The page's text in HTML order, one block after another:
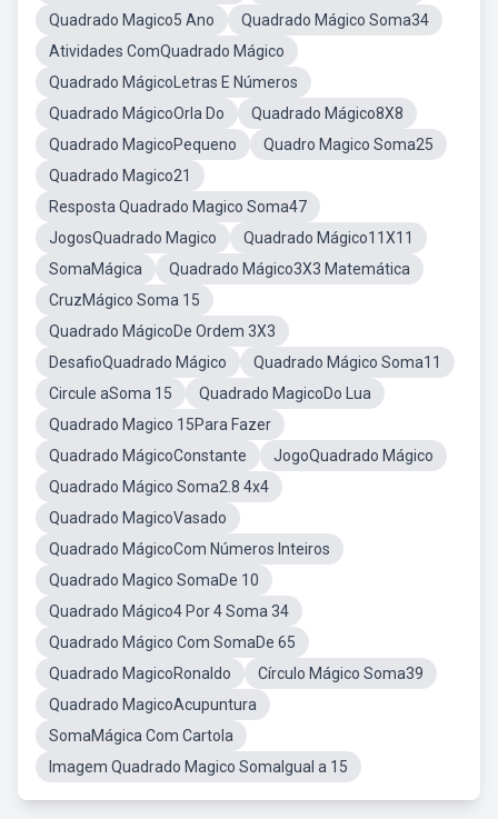
Quadrado Magico5 Ano
Quadrado Mágico Soma34
Atividades ComQuadrado Mágico
Quadrado MágicoLetras E Números
Quadrado MágicoOrla Do
Quadrado Mágico8X8
Quadrado MagicoPequeno
Quadro Magico Soma25
Quadrado Magico21
Resposta Quadrado Magico Soma47
JogosQuadrado Magico
Quadrado Mágico11X11
SomaMágica
Quadrado Mágico3X3 Matemática
CruzMágico Soma 15
Quadrado MágicoDe Ordem 3X3
DesafioQuadrado Mágico
Quadrado Mágico Soma11
Circule aSoma 15
Quadrado MagicoDo Lua
Quadrado Magico 15Para Fazer
Quadrado MágicoConstante
JogoQuadrado Mágico
Quadrado Mágico Soma2.8 4x4
Quadrado MagicoVasado
Quadrado MágicoCom Números Inteiros
Quadrado Magico SomaDe 10
Quadrado Mágico4 Por 4 Soma 34
Quadrado Mágico Com SomaDe 65
Quadrado MagicoRonaldo
Círculo Mágico Soma39
Quadrado MagicoAcupuntura
SomaMágica Com Cartola
Imagem Quadrado Magico SomaIgual a 15